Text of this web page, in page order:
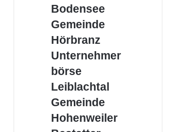
Bodensee
Gemeinde
Gemeinde
Hörbranz
Unternehmerbörse
Unternehmer
börse
Leiblachtal
Gemeinde
Gemeinde
Hohenweiler
Bestatter